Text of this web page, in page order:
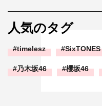
人気のタグ
timelesz SixTONES
乃木坂46 櫻坂46